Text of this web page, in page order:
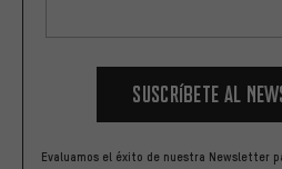
Suscríbete al
Evaluamos el éxito de nuestra Newsletter